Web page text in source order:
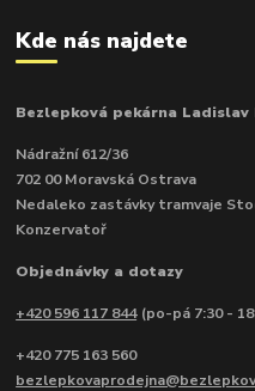
Kde nás najdete
Bezlepková pekárna Ladislav
Nádražní 612/36
702 00 Moravská Ostrava
Nedaleko zastávky tramvaje
Konzervatoř
Objednávky a dotazy
+420 596 117 844 (po-pá 7:30 -
+420 775 163 560